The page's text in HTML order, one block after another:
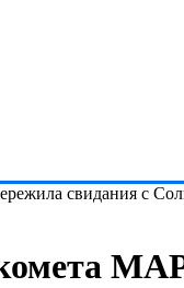
свидания с